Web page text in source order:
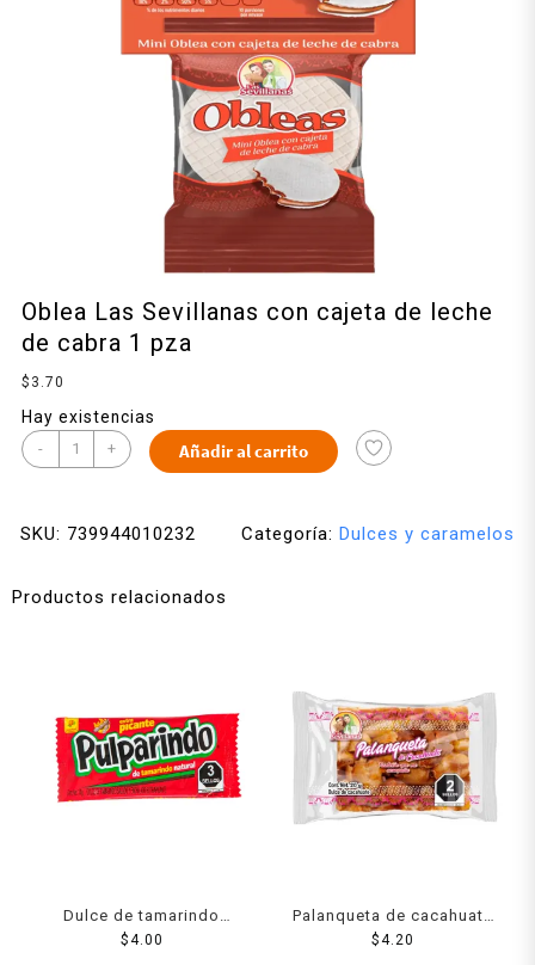
Oblea Las Sevillanas con cajeta de leche
de cabra 1 pza
$ 3.70
Hay existencias
- + Añadir al carrito
SKU: 739944010232 Categoría: Dulces y caramelos
Productos relacionados
Dulce de tamarindo
Pulparindo extra picante
$4.00
Palanqueta de cacahuate
Las Sevillanas 20 g
$4.20